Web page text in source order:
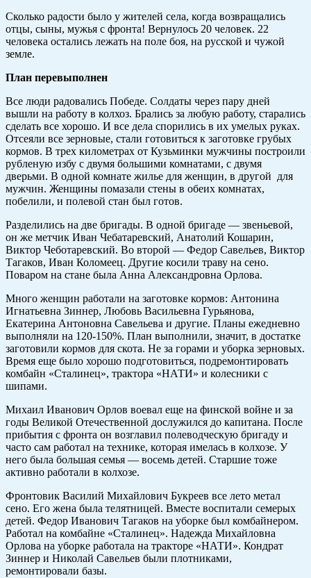
Сколько радости было у жителей села, когда возвращались
отцы, сыны, мужья с фронта! Вернулось 20 человек. 22
человека остались лежать на поле боя, на русской и чужой
земле.
План перевыполнен
Все люди радовались Победе. Солдаты через пару дней
вышли на работу в колхоз. Брались за любую работу, старались
сделать все хорошо. И все дела спорились в их умелых руках.
Отсеяли все зерновые, стали готовиться к заготовке грубых
кормов. В трех километрах от Кузьминки мужчины построили
рубленую избу с двумя большими комнатами, с двумя
дверьми. В одной комнате жилье для женщин, в другой для
мужчин. Женщины помазали стены в обеих комнатах,
побелили, и полевой стан был готов.
Разделились на две бригады. В одной бригаде — звеньевой,
он же метчик Иван Чебатаревский, Анатолий Кошарин,
Виктор Чеботаревский. Во второй — Федор Савельев, Виктор
Тагаков, Иван Коломеец. Другие косили траву на сено.
Поваром на стане была Анна Александровна Орлова.
Много женщин работали на заготовке кормов: Антонина
Игнатьевна Зиннер, Любовь Васильевна Гурьянова,
Екатерина Антоновна Савельева и другие. Планы ежедневно
выполняли на 120-150%. План выполнили, значит, в достатке
заготовили кормов для скота. Не за горами и уборка зерновых.
Время еще было хорошо подготовиться, подремонтировать
комбайн «Сталинец», трактора «НАТИ» и колесники с
шипами.
Михаил Иванович Орлов воевал еще на финской войне и за
годы Великой Отечественной дослужился до капитана. После
прибытия с фронта он возглавил полеводческую бригаду и
часто сам работал на технике, которая имелась в колхозе. У
него была большая семья — восемь детей. Старшие тоже
активно работали в колхозе.
Фронтовик Василий Михайлович Букреев все лето метал
сено. Его жена была телятницей. Вместе воспитали семерых
детей. Федор Иванович Тагаков на уборке был комбайнером.
Работал на комбайне «Сталинец». Надежда Михайловна
Орлова на уборке работала на тракторе «НАТИ». Кондрат
Зиннер и Николай Савельев были плотниками,
ремонтировали базы.